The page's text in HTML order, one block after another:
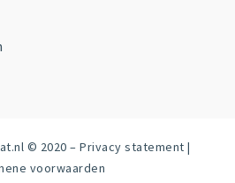
© 2020 – Privacy statement |
voorwaarden